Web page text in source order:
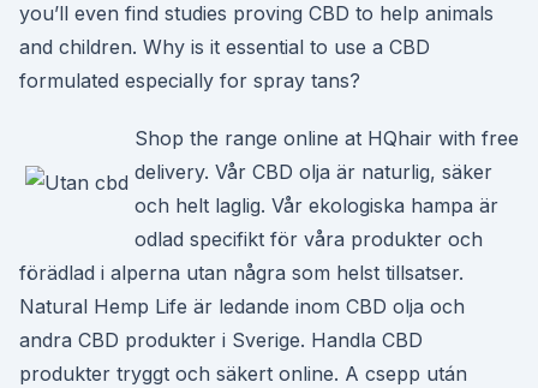
you’ll even find studies proving CBD to help animals
and children. Why is it essential to use a CBD
formulated especially for spray tans?
Shop the range online at HQhair with free
delivery. Vår CBD olja är naturlig, säker
och helt laglig. Vår ekologiska hampa är
odlad specifikt för våra produkter och
förädlad i alperna utan några som helst tillsatser.
Natural Hemp Life är ledande inom CBD olja och
andra CBD produkter i Sverige. Handla CBD
produkter tryggt och säkert online. A csepp után